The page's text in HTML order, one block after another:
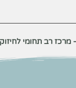
מרכז רב תחומי לחיזוק